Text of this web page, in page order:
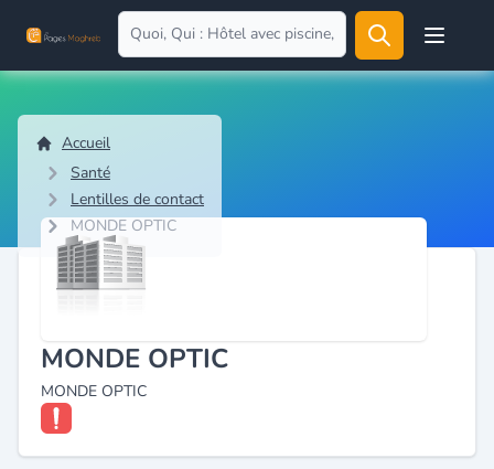
Open
Accueil
Santé
Lentilles de contact
MONDE OPTIC
MONDE OPTIC
MONDE OPTIC